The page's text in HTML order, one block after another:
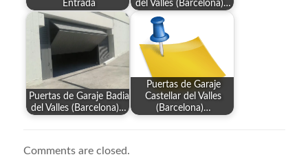
Entrada
del Valles (Barcelona)…
Puertas de Garaje Badia
del Valles (Barcelona)…
Puertas de Garaje
Castellar del Valles
(Barcelona)…
Comments are closed.